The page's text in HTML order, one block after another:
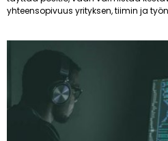
yhteensopivuus yrityksen, tiimin ja